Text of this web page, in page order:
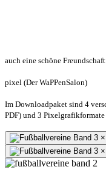
auch eine schöne
pixel (Der WaPPenSalon)
Im Downloadpaket sind 4
PDF) und 3 Pixelgrafikformate
×
×